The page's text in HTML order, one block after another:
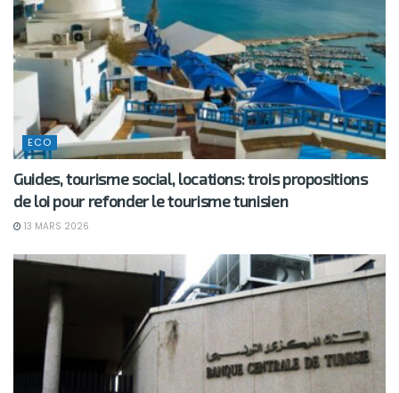
ECO
Guides, tourisme social, locations: trois propositions
de loi pour refonder le tourisme tunisien
13 MARS 2026